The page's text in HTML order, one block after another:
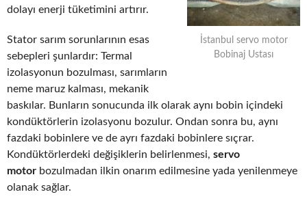
İstanbul servo motor
Bobinaj Ustası
dolayı enerji tüketimini artırır.
Stator sarım sorunlarının esas
sebepleri şunlardır: Termal
izolasyonun bozulması, sarımların
neme maruz kalması, mekanik
baskılar. Bunların sonucunda ilk olarak aynı bobin içindeki
kondüktörlerin izolasyonu bozulur. Ondan sonra bu, aynı
fazdaki bobinlere ve de ayrı fazdaki bobinlere sıçrar.
Kondüktörlerdeki değişiklerin belirlenmesi, servo
motor bozulmadan ilkin onarım edilmesine yada yenilenmeye
olanak sağlar.